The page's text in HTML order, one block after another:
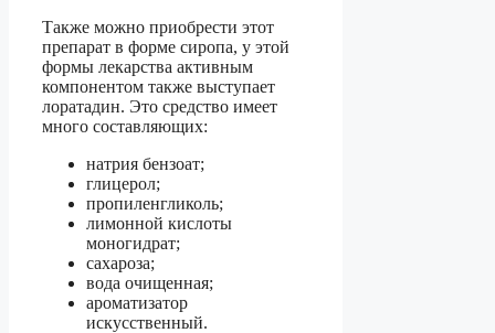
Также можно приобрести этот
препарат в форме сиропа, у этой
формы лекарства активным
компонентом также выступает
лоратадин. Это средство имеет
много составляющих:
натрия бензоат;
глицерол;
пропиленгликоль;
лимонной кислоты
моногидрат;
сахароза;
вода очищенная;
ароматизатор
искусственный.